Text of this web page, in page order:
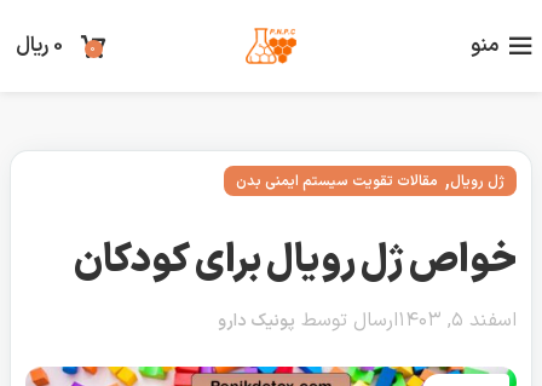
منو 0
0ریال
ژل رویال, مقالات تقویت سیستم ایمنی بدن
خواص ژل رویال برای کودکان
اسفند ۵, ۱۴۰۳ ارسال توسط پونیک دارو